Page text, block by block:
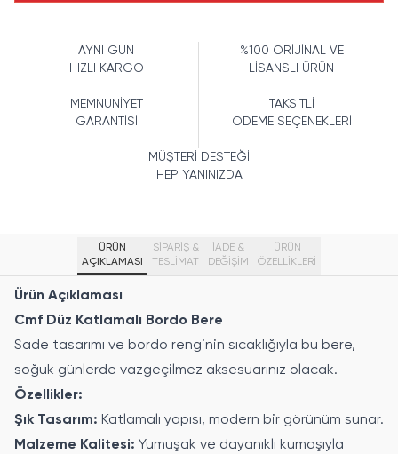
AYNI GÜN
HIZLI KARGO
%100 ORİJİNAL VE
LİSANSLI ÜRÜN
MEMNUNİYET
GARANTİSİ
TAKSİTLİ
ÖDEME SEÇENEKLERİ
MÜŞTERİ DESTEĞİ
HEP YANINIZDA
ÜRÜN
AÇIKLAMASI
SİPARİŞ &
TESLİMAT
İADE &
DEĞİŞİM
ÜRÜN
ÖZELLIKLERI
Ürün Açıklaması
Cmf Düz Katlamalı Bordo Bere
Sade tasarımı ve bordo renginin sıcaklığıyla bu bere,
soğuk günlerde vazgeçilmez aksesuarınız olacak.
Özellikler:
Şık Tasarım: Katlamalı yapısı, modern bir görünüm sunar.
Malzeme Kalitesi: Yumuşak ve dayanıklı kumaşıyla